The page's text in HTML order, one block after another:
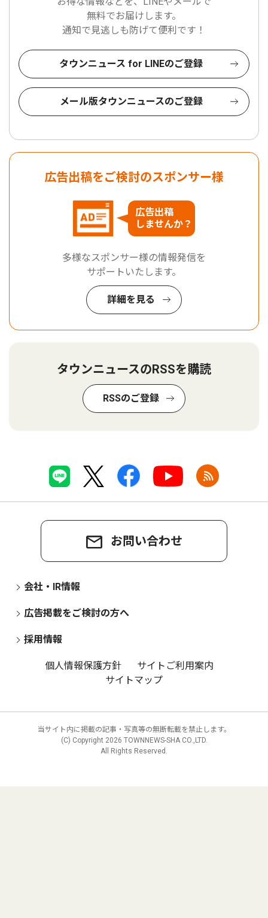
無料でお届けします。
通知で見逃しも防げて便利です！
タウンニュース for LINEのご登録
メール版タウンニュースのご登録
広告出稿をご検討のスポンサー様
広告出稿
しませんか？
多様なスポンサー様の情報発信を
サポートいたします。
詳細を見る
タウンニュースのRSSを購読
RSSのご登録
お問い合わせ
会社・IR情報
広告掲載をご検討の方へ
採用情報
個人情報保護方針
サイトご利用案内
サイトマップ
当サイト内に掲載の記事・写真等の無断転載を禁止します。
(C) Copyright 2026 TOWNNEWS-SHA CO.,LTD.
All Rights Reserved.